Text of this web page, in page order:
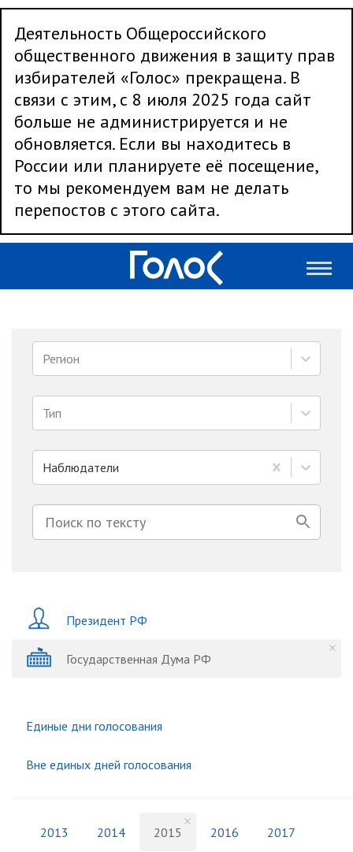
Деятельность Общероссийского
общественного движения в защиту прав
избирателей «Голос» прекращена. В
связи с этим, с 8 июля 2025 года сайт
больше не администрируется и не
обновляется. Если вы находитесь в
России или планируете её посещение,
то мы рекомендуем вам не делать
перепостов с этого сайта.
Регион
Тип
Наблюдатели
Президент РФ
Государственная Дума РФ
Единые дни голосования
Вне единых дней голосования
2013 2014 2015 2016 2017